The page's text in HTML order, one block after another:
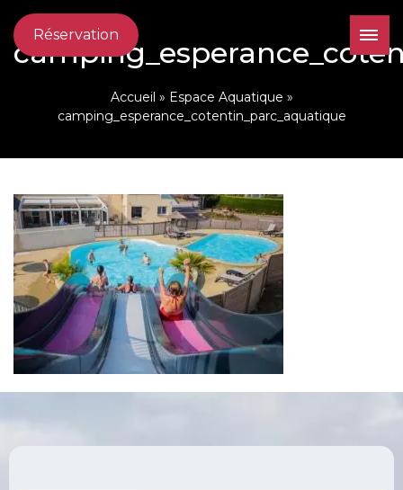
Réservation
Accueil » Espace Aquatique »
camping_esperance_cotentin_parc_aquatique